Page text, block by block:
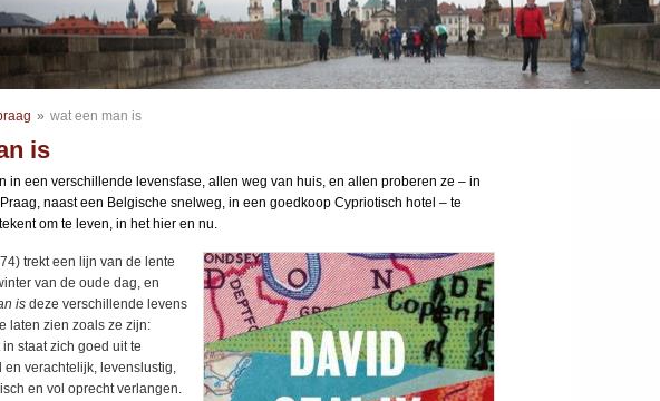
» wat een man is
is
in een verschillende levensfase, allen weg van huis, en allen proberen ze – in
naast een Belgische snelweg, in een goedkoop Cypriotisch hotel – te
om te leven, in het hier en nu.
trekt een lijn van de lente
van de oude dag, en
is deze verschillende levens
laten zien zoals ze zijn:
staat zich goed uit te
en verachtelijk, levenslustig,
en vol oprecht verlangen.